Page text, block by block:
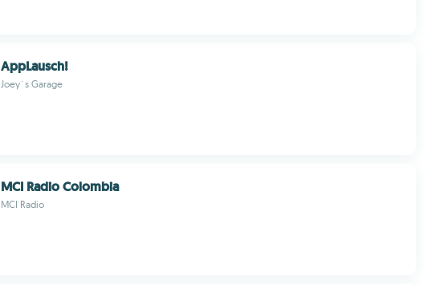
AppLausch!
Joey´s Garage
MCI Radio Colombia
MCI Radio